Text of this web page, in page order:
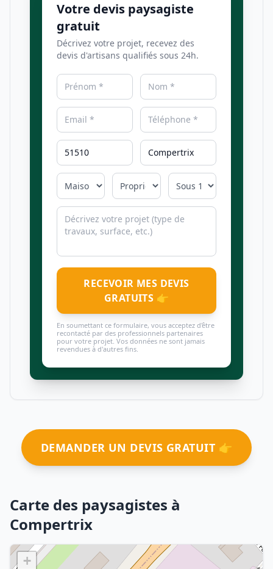
Votre devis paysagiste
gratuit
Décrivez votre projet, recevez des
devis d'artisans qualifiés sous 24h.
RECEVOIR MES DEVIS
GRATUITS 👉
En soumettant ce formulaire, vous acceptez d'être
recontacté par des professionnels partenaires
pour votre projet. Vos données ne sont jamais
revendues à d'autres fins.
DEMANDER UN DEVIS GRATUIT 👉
Carte des paysagistes à
Compertrix
+